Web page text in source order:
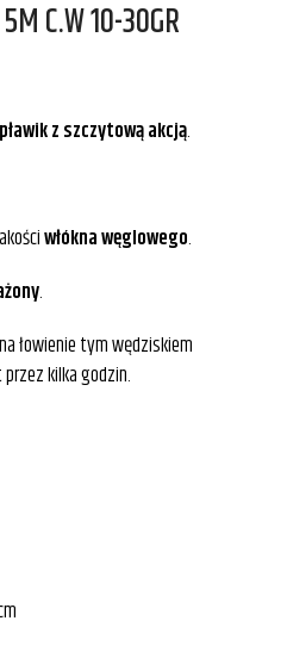
C.W 10-30GR
z szczytową akcją.
włókna węglowego.
.
łowienie tym wędziskiem
kilka godzin.